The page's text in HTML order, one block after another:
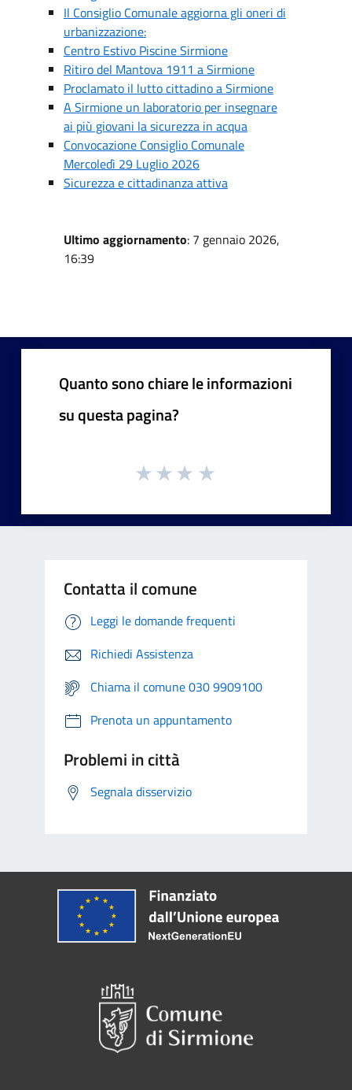
Il Consiglio Comunale aggiorna gli oneri di
urbanizzazione:
Centro Estivo Piscine Sirmione
Ritiro del Mantova 1911 a Sirmione
Proclamato il lutto cittadino a Sirmione
A Sirmione un laboratorio per insegnare
ai più giovani la sicurezza in acqua
Convocazione Consiglio Comunale
Mercoledì 29 Luglio 2026
Sicurezza e cittadinanza attiva
Ultimo aggiornamento: 7 gennaio 2026,
16:39
Quanto sono chiare le informazioni
su questa pagina?
Contatta il comune
Leggi le domande frequenti
Richiedi Assistenza
Chiama il comune 030 9909100
Prenota un appuntamento
Problemi in città
Segnala disservizio